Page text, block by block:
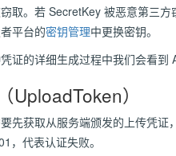
窃取。若 SecretKey 被恶意第三
平台的密钥管理中更换密钥。
证的详细生成过程中我们会看到
UploadToken）
先获取从服务端颁发的上传凭
，代表认证失败。